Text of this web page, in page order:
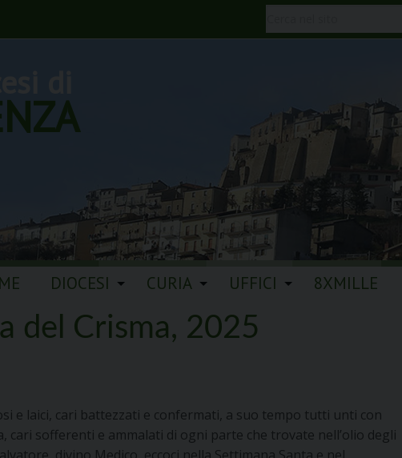
DIOCESI CURIA UFFICI 8XMILLE
del Crisma, 2025
e laici, cari battezzati e confermati, a suo tempo tutti unti con
cari sofferenti e ammalati di ogni parte che trovate nell’olio degli